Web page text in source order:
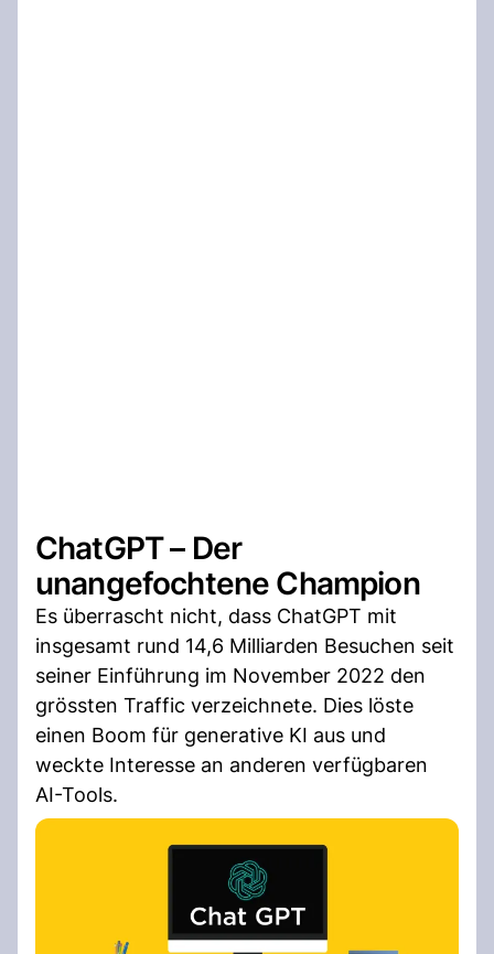
ChatGPT – Der
unangefochtene Champion
Es überrascht nicht, dass ChatGPT mit
insgesamt rund 14,6 Milliarden Besuchen seit
seiner Einführung im November 2022 den
grössten Traffic verzeichnete. Dies löste
einen Boom für generative KI aus und
weckte Interesse an anderen verfügbaren
AI-Tools.